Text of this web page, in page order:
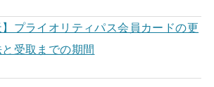
】プライオリティパス会員カードの更
受取までの期間